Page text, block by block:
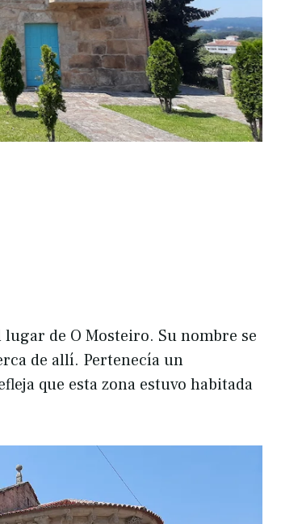
de O Mosteiro. Su nombre se
de allí. Pertenecía un
que esta zona estuvo habitada